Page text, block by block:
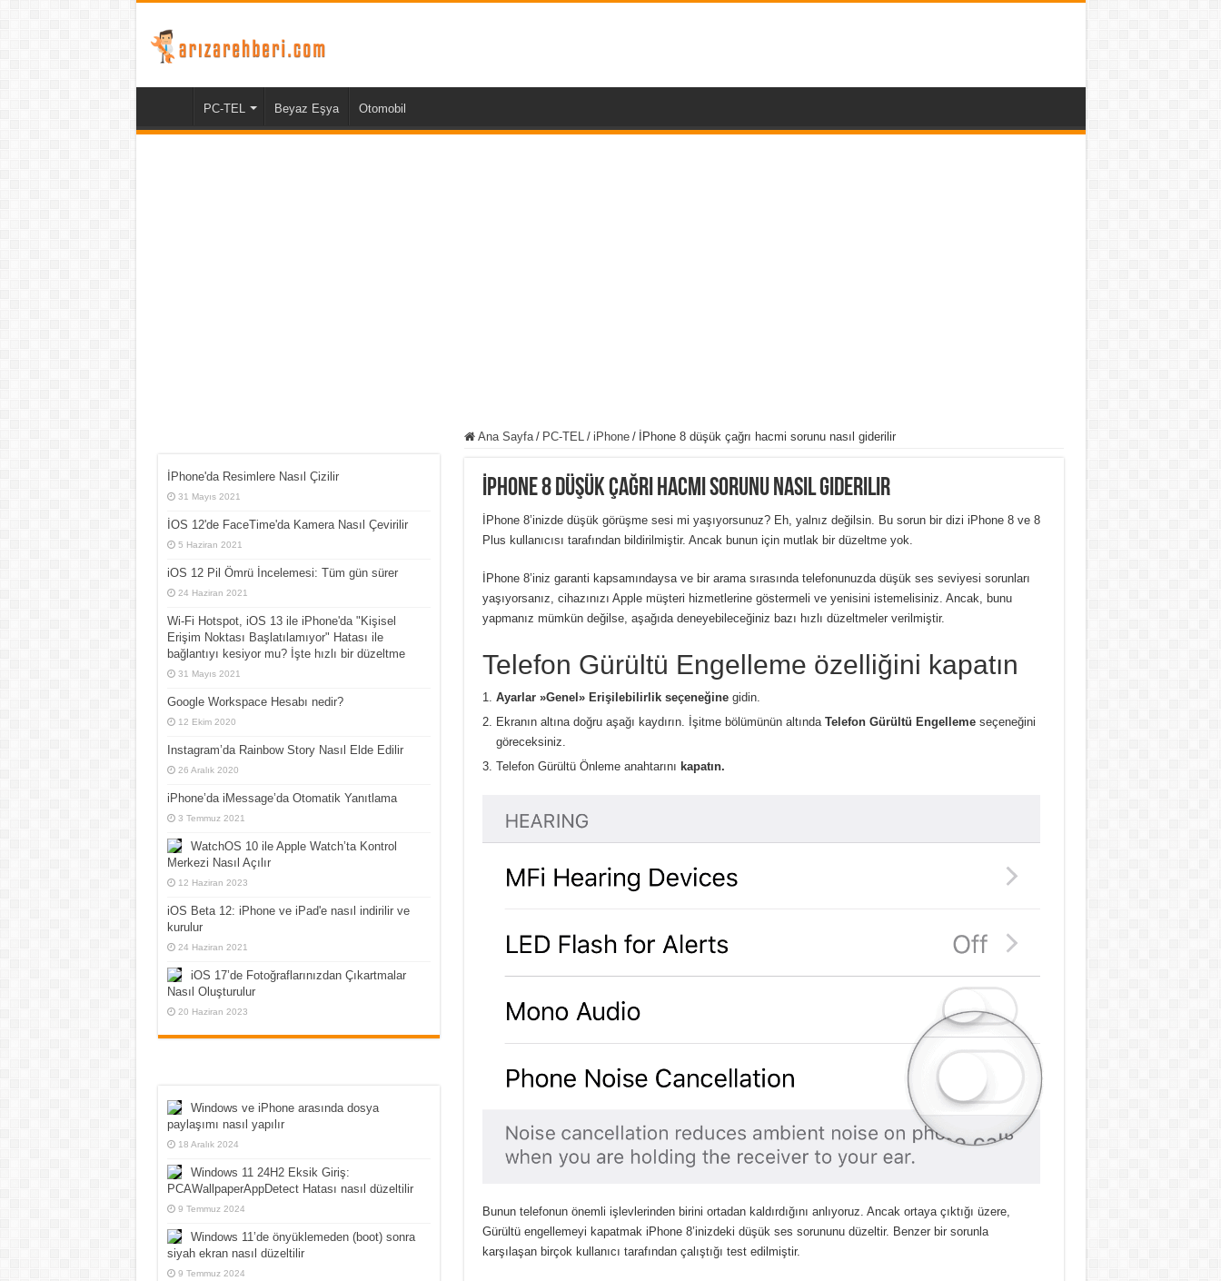
PC-TEL Beyaz Eşya Otomobil
Ana Sayfa / PC-TEL / iPhone / İPhone 8 düşük çağrı hacmi sorunu nasıl giderilir
İPhone 8 düşük çağrı hacmi sorunu nasıl giderilir
İPhone 8’inizde düşük görüşme sesi mi yaşıyorsunuz? Eh, yalnız değilsin. Bu sorun bir dizi iPhone 8 ve 8
Plus kullanıcısı tarafından bildirilmiştir. Ancak bunun için mutlak bir düzeltme yok.
İPhone 8’iniz garanti kapsamındaysa ve bir arama sırasında telefonunuzda düşük ses seviyesi sorunları
yaşıyorsanız, cihazınızı Apple müşteri hizmetlerine göstermeli ve yenisini istemelisiniz. Ancak, bunu
yapmanız mümkün değilse, aşağıda deneyebileceğiniz bazı hızlı düzeltmeler verilmiştir.
Telefon Gürültü Engelleme özelliğini kapatın
Ayarlar »Genel» Erişilebilirlik seçeneğinegidin.
Ekranın altına doğru aşağı kaydırın. İşitme bölümünün altında Telefon Gürültü Engellemeseçeneğini
göreceksiniz.
Telefon Gürültü Önleme anahtarını kapatın.
Bunun telefonun önemli işlevlerinden birini ortadan kaldırdığını anlıyoruz. Ancak ortaya çıktığı üzere,
Gürültü engellemeyi kapatmak iPhone 8’inizdeki düşük ses sorununu düzeltir. Benzer bir sorunla
karşılaşan birçok kullanıcı tarafından çalıştığı test edilmiştir.
İPhone'da Resimlere Nasıl Çizilir
31 Mayıs 2021
İOS 12'de FaceTime'da Kamera Nasıl Çevirilir
5 Haziran 2021
iOS 12 Pil Ömrü İncelemesi: Tüm gün sürer
24 Haziran 2021
Wi-Fi Hotspot, iOS 13 ile iPhone'da "Kişisel
Erişim Noktası Başlatılamıyor" Hatası ile
bağlantıyı kesiyor mu? İşte hızlı bir düzeltme
31 Mayıs 2021
Google Workspace Hesabı nedir?
12 Ekim 2020
Instagram’da Rainbow Story Nasıl Elde Edilir
26 Aralık 2020
iPhone’da iMessage’da Otomatik Yanıtlama
3 Temmuz 2021
WatchOS 10 ile Apple Watch’ta Kontrol
Merkezi Nasıl Açılır
12 Haziran 2023
iOS Beta 12: iPhone ve iPad'e nasıl indirilir ve
kurulur
24 Haziran 2021
iOS 17’de Fotoğraflarınızdan Çıkartmalar
Nasıl Oluşturulur
20 Haziran 2023
Windows ve iPhone arasında dosya
paylaşımı nasıl yapılır
18 Aralık 2024
Windows 11 24H2 Eksik Giriş:
PCAWallpaperAppDetect Hatası nasıl düzeltilir
9 Temmuz 2024
Windows 11’de önyüklemeden (boot) sonra
siyah ekran nasıl düzeltilir
9 Temmuz 2024